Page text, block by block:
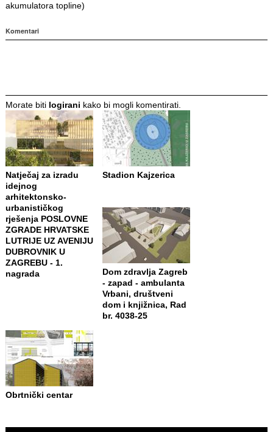
akumulatora topline)
Komentari
Morate biti logirani kako bi mogli komentirati.
Natječaj za izradu
idejnog
arhitektonsko-
urbanističkog
rješenja POSLOVNE
ZGRADE HRVATSKE
LUTRIJE UZ AVENIJU
DUBROVNIK U
ZAGREBU - 1.
nagrada
Stadion Kajzerica
Dom zdravlja Zagreb
- zapad - ambulanta
Vrbani, društveni
dom i knjižnica, Rad
br. 4038-25
Obrtnički centar